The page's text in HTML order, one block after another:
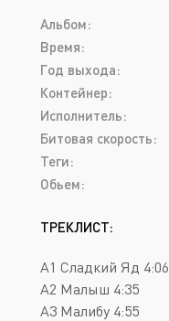
Альбом:
Время:
Год выхода:
Контейнер:
Исполнитель:
Битовая скорость:
Теги:
Обьем:
ТРЕКЛИСТ:
A1 Сладкий Яд 4:06
A2 Малыш 4:35
A3 Малибу 4:55